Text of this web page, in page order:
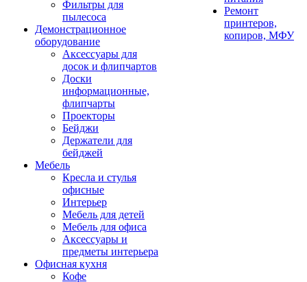
Фильтры для
пылесоса
Демонстрационное
оборудование
Аксессуары для
досок и флипчартов
Доски
информационные,
флипчарты
Проекторы
Бейджи
Держатели для
бейджей
Мебель
Кресла и стулья
офисные
Интерьер
Мебель для детей
Мебель для офиса
Аксессуары и
предметы интерьера
Офисная кухня
Кофе
Ремонт
принтеров,
копиров, МФУ